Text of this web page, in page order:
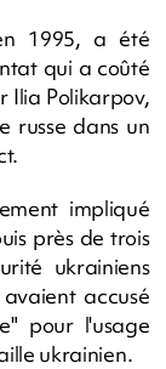
1995, a été
qui a coûté
Ilia Polikarpov,
russe dans un
impliqué
près de trois
ukrainiens
accusé
pour l'usage
ukrainien.